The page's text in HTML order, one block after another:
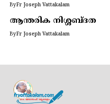
ByFr Joseph Vattakalam
ആന്തരിക നിശ്ശബ്ദത
ByFr Joseph Vattakalam